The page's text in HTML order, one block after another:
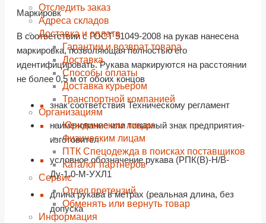
Отследить заказ
Адреса складов
Доставка и оплата
Гарантии и возврат товара
Доставка
Способы оплаты
Доставка курьером
Транспортной компанией
Организациям
Юридическим лицам
Физическим лицам
ПТК Спецодежда в поисках поставщиков
Каталог партнеров
Сервис
Отдел претензий
Обменять или вернуть товар
Информация
Маркировк
В соответствии с ГОСТ 51049-2008 на рукав нанесена
маркировка, позволяющая полностью его
идентифицировать. Рукава маркируются на расстоянии
не более 0,5 м от обоих концов
знак соответствия Техническому регламент
наименование или товарный знак предприятия-
изготовител
условное обозначение рукава (РПК(В)-Н/В-
Ду-1,0-М-УХЛ1
длина рукава в метрах (реальная длина, без
допуска